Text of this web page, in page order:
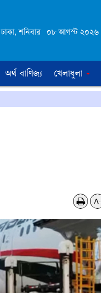
শনিবার ০৮ আগস্ট ২০২৬
অর্থ-বাণিজ্য খেলাধুলা
A-